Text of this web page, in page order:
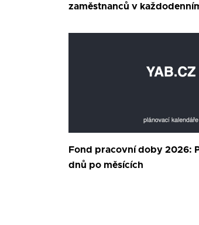
zaměstnanců v
Fond pracovní doby 2026:
dnů po měsících